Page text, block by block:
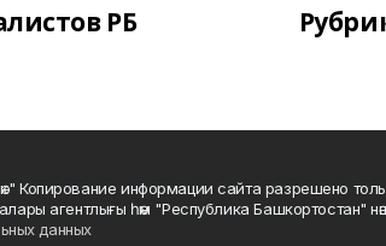
РБ
Копирование информации сайта разрешено
агентлығы һәм "Республика Башкортостан"
данных